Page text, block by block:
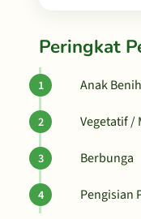
Peringkat
Anak Benih
Vegetatif /
Berbunga
Pengisian